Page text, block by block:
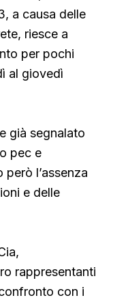
a causa delle
riesce a
per pochi
al giovedì
già segnalato
pec e
l’assenza
e delle
rappresentanti
con i